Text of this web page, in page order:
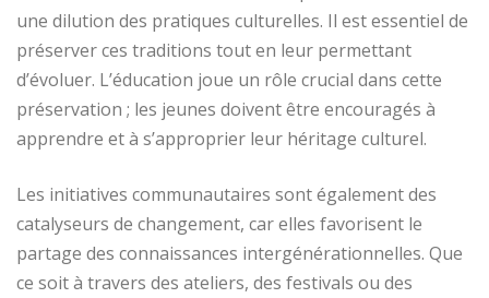
une dilution des pratiques culturelles. Il est essentiel de
préserver ces traditions tout en leur permettant
d’évoluer. L’éducation joue un rôle crucial dans cette
préservation ; les jeunes doivent être encouragés à
apprendre et à s’approprier leur héritage culturel.
Les initiatives communautaires sont également des
catalyseurs de changement, car elles favorisent le
partage des connaissances intergénérationnelles. Que
ce soit à travers des ateliers, des festivals ou des